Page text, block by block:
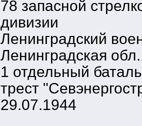
78 запасной
дивизии
Ленинградский
Ленинградская
1 отдельный
трест
29.07.1944